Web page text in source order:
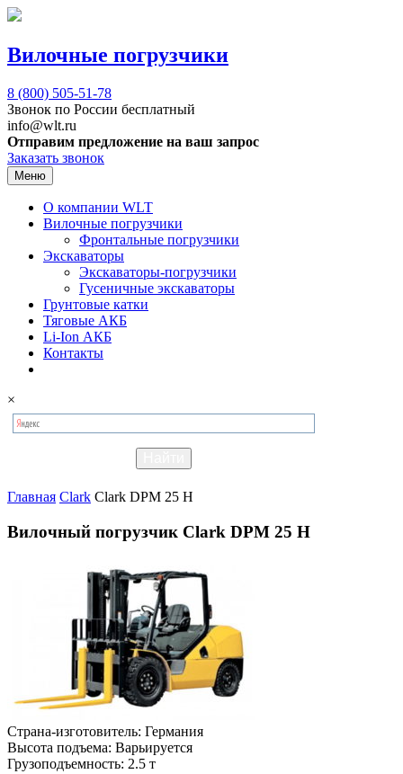
Вилочные погрузчики
8 (800) 505-51-78
Звонок по России бесплатный
info@wlt.ru
Отправим предложение на ваш запрос
Заказать звонок
Меню
О компании WLT
Вилочные погрузчики
Фронтальные погрузчики
Экскаваторы
Экскаваторы-погрузчики
Гусеничные экскаваторы
Грунтовые катки
Тяговые АКБ
Li-Ion АКБ
Контакты
×
Главная Clark Clark DPM 25 H
Вилочный погрузчик Clark DPM 25 H
Страна-изготовитель: Германия
Высота подъема: Варьируется
Грузоподъемность: 2.5 т